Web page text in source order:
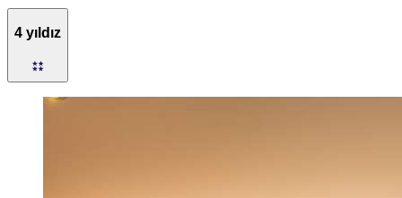
4 yıldız